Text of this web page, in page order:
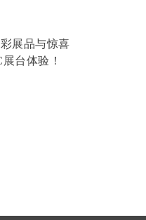
展品与惊喜
台体验！